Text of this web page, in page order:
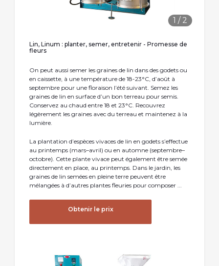
1 / 2
Lin, Linum : planter, semer, entretenir - Promesse de
fleurs
On peut aussi semer les graines de lin dans des godets ou
en caissette, à une température de 18-23°C, d’août à
septembre pour une floraison l’été suivant. Semez les
graines de lin en surface d’un bon terreau pour semis.
Conservez au chaud entre 18 et 23°C. Recouvrez
légèrement les graines avec du terreau et maintenez à la
lumière.
La plantation d’espèces vivaces de lin en godets s’effectue
au printemps (mars–avril) ou en automne (septembre–
octobre). Cette plante vivace peut également être semée
directement en place, au printemps. Dans le jardin, les
graines de lin semées en pleine terre peuvent être
mélangées à d’autres plantes fleuries pour composer ...
Obtenir le prix